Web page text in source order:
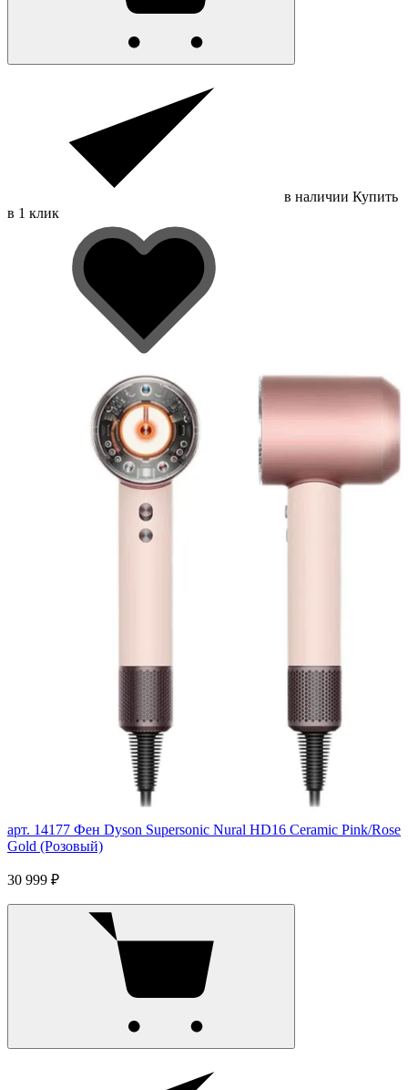
в наличии Купить
в 1 клик
арт. 14177 Фен Dyson Supersonic Nural HD16 Ceramic Pink/Rose
Gold (Розовый)
30 999 ₽